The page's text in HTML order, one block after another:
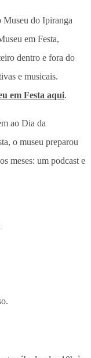
Museu do Ipiranga
em Festa,
dentro e fora do
e musicais.
em Festa aqui.
ao Dia da
o museu preparou
meses: um podcast e